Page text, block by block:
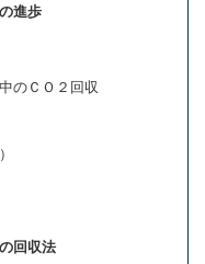
進歩
のＣＯ２回収
回収法